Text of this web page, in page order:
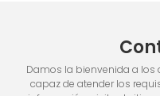
Damos la bienvenida a los
capaz de atender los